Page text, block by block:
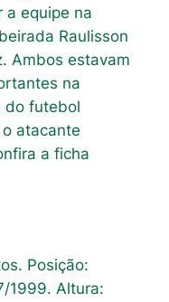
a equipe na
Raulisson
Ambos estavam
na
do futebol
atacante
a ficha
Posição:
1999. Altura: